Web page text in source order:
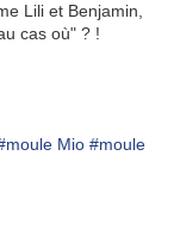
Lili et Benjamin,
cas où" ? !
Mio #moule